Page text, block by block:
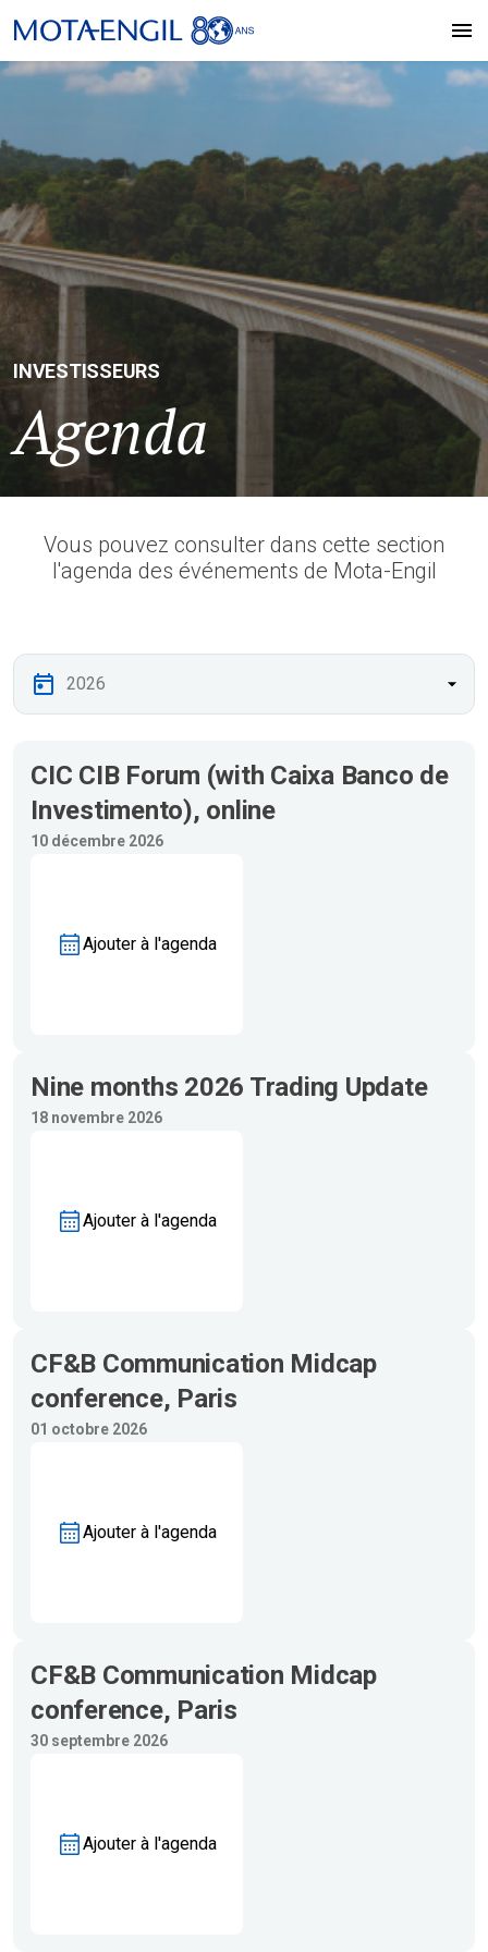
INVESTISSEURS
Agenda
Vous pouvez consulter dans cette section
l'agenda des événements de Mota-Engil
CIC CIB Forum (with Caixa Banco de
Investimento), online
10 décembre 2026
Ajouter à l'agenda
Nine months 2026 Trading Update
18 novembre 2026
Ajouter à l'agenda
CF&B Communication Midcap
conference, Paris
01 octobre 2026
Ajouter à l'agenda
CF&B Communication Midcap
conference, Paris
30 septembre 2026
Ajouter à l'agenda